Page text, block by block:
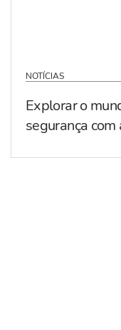
NOTÍCIAS
Explorar o
segurança com